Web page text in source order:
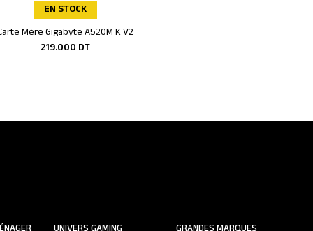
EN STOCK
Ajouter au panier
Mère Gigabyte A520M K V2
219.000 DT